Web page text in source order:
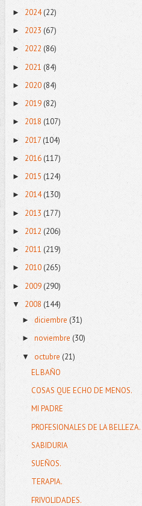
► 2024(22)
► 2023 (67)
► 2022 (86)
► 2021 (84)
► 2020(84)
► 2019(82)
► 2018 (107)
► 2017 (104)
► 2016 (117)
► 2015 (124)
► 2014(130)
► 2013 (177)
► 2012 (206)
► 2011 (219)
► 2010(265)
► 2009 (290)
▼ 2008 (144)
► diciembre (31)
► noviembre (30)
▼ octubre (21)
EL BAÑO
COSAS QUE ECHO DE MENOS.
MI PADRE
PROFESIONALES DE LA BELLEZA.
SABIDURIA
SUEÑOS.
TERAPIA.
FRIVOLIDADES.